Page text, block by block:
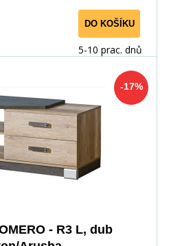
DO KOŠÍKU
5-10 prac. dnů
-17%
- R3 L, dub